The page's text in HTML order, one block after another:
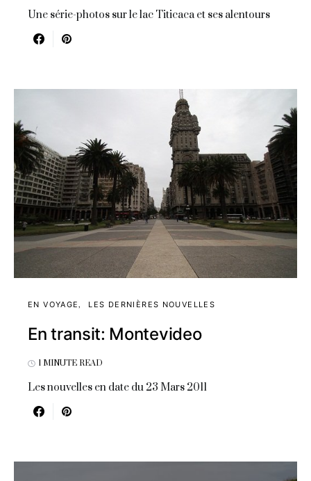
Une série-photos sur le lac Titicaca et ses alentours
EN VOYAGE LES DERNIÈRES NOUVELLES
En transit: Montevideo
1 MINUTE READ
Les nouvelles en date du 23 Mars 2011